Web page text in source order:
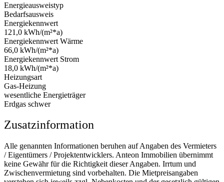
Energieausweistyp
Bedarfsausweis
Energiekennwert
121,0 kWh/(m²*a)
Energiekennwert Wärme
66,0 kWh/(m²*a)
Energiekennwert Strom
18,0 kWh/(m²*a)
Heizungsart
Gas-Heizung
wesentliche Energieträger
Erdgas schwer
Zusatzinformation
Alle genannten Informationen beruhen auf Angaben des Vermieters
/ Eigentümers / Projektentwicklers. Anteon Immobilien übernimmt
keine Gewähr für die Richtigkeit dieser Angaben. Irrtum und
Zwischenvermietung sind vorbehalten. Die Mietpreisangaben